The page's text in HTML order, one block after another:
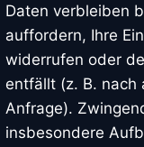
Daten verbleiben
auffordern, Ihre
widerrufen oder
entfällt (z. B. nach
Anfrage).
insbesondere